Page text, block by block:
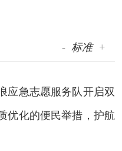
- 标准 +
应急志愿服务队开启双
优化的便民举措，护航